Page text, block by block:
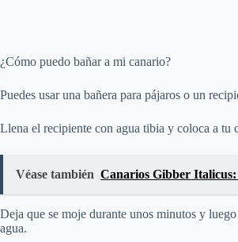
¿Cómo puedo bañar a mi canario?
Puedes usar una bañera para pájaros o un
Llena el recipiente con agua tibia y coloca a tu
Véase también Canarios Gibber
Deja que se moje durante unos minutos y
agua.